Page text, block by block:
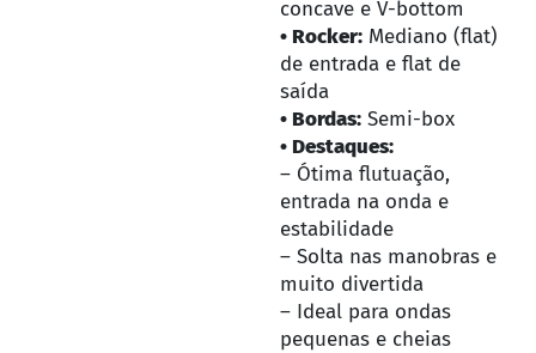
concave e V-bottom
• Rocker: Mediano (flat)
de entrada e flat de
saída
• Bordas: Semi-box
• Destaques:
– Ótima flutuação,
entrada na onda e
estabilidade
– Solta nas manobras e
muito divertida
– Ideal para ondas
pequenas e cheias